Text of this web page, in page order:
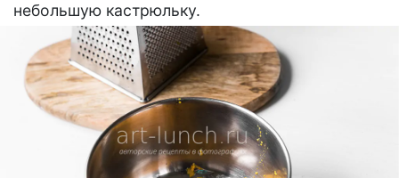
небольшую кастрюльку.